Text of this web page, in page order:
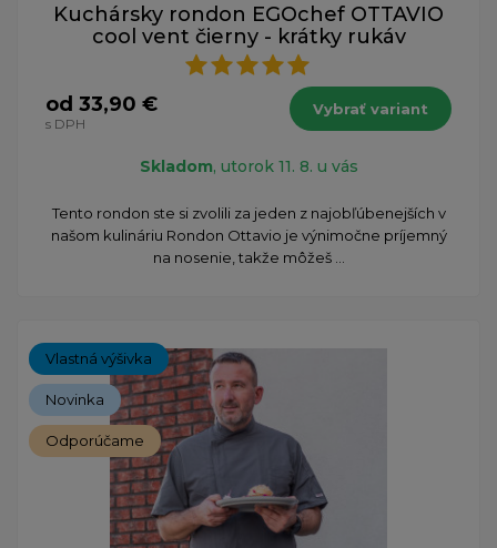
Kuchársky rondon EGOchef OTTAVIO
cool vent čierny - krátky rukáv
od 33,90 €
s DPH
Vybrať variant
Skladom, utorok 11. 8. u vás
Tento rondon ste si zvolili za jeden z najobľúbenejších v
našom kulináriu Rondon Ottavio je výnimočne príjemný
na nosenie, takže môžeš ...
Vlastná výšivka
Novinka
Odporúčame